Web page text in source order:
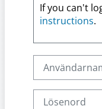
If you can't
instructions.